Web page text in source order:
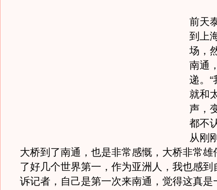
前天
到上
场，
南通
递。
就和
声，
都不
从刚
大桥到了南通，也是非常感慨，大桥非常雄
了好几个世界第一，作为亚洲人，我也感到
诉记者，自己是第一次来南通，觉得这真是